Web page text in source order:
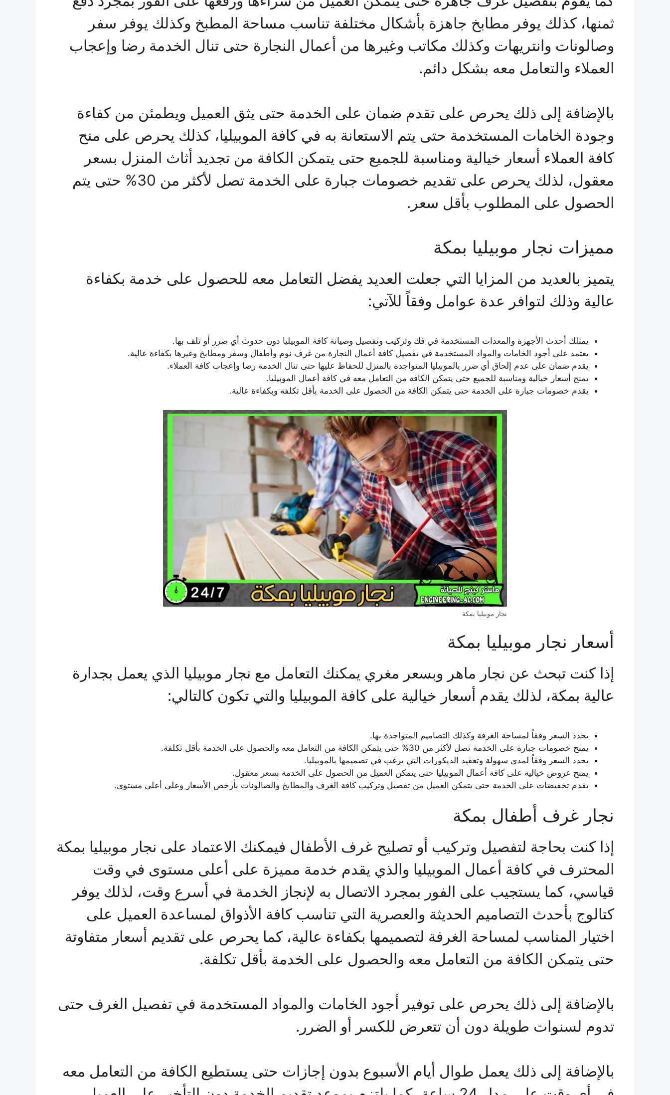
ثمنها، كذلك يوفر مطابخ جاهزة بأشكال مختلفة تناسب مساحة المطبخ وكذلك يوفر سفر
وصالونات وانتريهات وكذلك مكاتب وغيرها من أعمال النجارة حتى تنال الخدمة رضا وإعجاب
العملاء والتعامل معه بشكل دائم.
بالإضافة إلى ذلك يحرص على تقدم ضمان على الخدمة حتى يثق العميل ويطمئن من كفاءة
وجودة الخامات المستخدمة حتى يتم الاستعانة به في كافة الموبيليا، كذلك يحرص على منح
كافة العملاء أسعار خيالية ومناسبة للجميع حتى يتمكن الكافة من تجديد أثاث المنزل بسعر
معقول، لذلك يحرص على تقديم خصومات جبارة على الخدمة تصل لأكثر من 30% حتى يتم
الحصول على المطلوب بأقل سعر.
مميزات نجار موبيليا بمكة
يتميز بالعديد من المزايا التي جعلت العديد يفضل التعامل معه للحصول على خدمة بكفاءة
عالية وذلك لتوافر عدة عوامل وفقاً للآتي:
يمتلك أحدث الأجهزة والمعدات المستخدمة في فك وتركيب وتفصيل وصيانة كافة الموبيليا دون حدوث أي ضرر أو تلف بها.
يعتمد على أجود الخامات والمواد المستخدمة في تفصيل كافة أعمال النجارة من غرف نوم وأطفال وسفر ومطابخ وغيرها بكفاءة عالية.
يقدم ضمان على عدم إلحاق أي ضرر بالموبيليا المتواجدة بالمنزل للحفاظ عليها حتى تنال الخدمة رضا وإعجاب كافة العملاء.
يمنح أسعار خيالية ومناسبة للجميع حتى يتمكن الكافة من التعامل معه في كافة أعمال الموبيليا.
يقدم خصومات جبارة على الخدمة حتى يتمكن الكافة من الحصول على الخدمة بأقل تكلفة وبكفاءة عالية.
نجار موبيليا بمكة
أسعار نجار موبيليا بمكة
إذا كنت تبحث عن نجار ماهر وبسعر مغري يمكنك التعامل مع نجار موبيليا الذي يعمل بجدارة
عالية بمكة، لذلك يقدم أسعار خيالية على كافة الموبيليا والتي تكون كالتالي:
يحدد السعر وفقاً لمساحة الغرفة وكذلك التصاميم المتواجدة بها.
يمنح خصومات جبارة على الخدمة تصل لأكثر من 30% حتى يتمكن الكافة من التعامل معه والحصول على الخدمة بأقل تكلفة.
يحدد السعر وفقاً لمدى سهولة وتعقيد الديكورات التي يرغب في تصميمها بالموبيليا.
يمنح عروض خيالية على كافة أعمال الموبيليا حتى يتمكن العميل من الحصول على الخدمة بسعر معقول.
يقدم تخفيضات على الخدمة حتى يتمكن العميل من تفصيل وتركيب كافة الغرف والمطابخ والصالونات بأرخص الأسعار وعلى أعلى مستوى.
نجار غرف أطفال بمكة
إذا كنت بحاجة لتفصيل وتركيب أو تصليح غرف الأطفال فيمكنك الاعتماد على نجار موبيليا بمكة
المحترف في كافة أعمال الموبيليا والذي يقدم خدمة مميزة على أعلى مستوى في وقت
قياسي، كما يستجيب على الفور بمجرد الاتصال به لإنجاز الخدمة في أسرع وقت، لذلك يوفر
كتالوج بأحدث التصاميم الحديثة والعصرية التي تناسب كافة الأذواق لمساعدة العميل على
اختيار المناسب لمساحة الغرفة لتصميمها بكفاءة عالية، كما يحرص على تقديم أسعار متفاوتة
حتى يتمكن الكافة من التعامل معه والحصول على الخدمة بأقل تكلفة.
بالإضافة إلى ذلك يحرص على توفير أجود الخامات والمواد المستخدمة في تفصيل الغرف حتى
تدوم لسنوات طويلة دون أن تتعرض للكسر أو الضرر.
بالإضافة إلى ذلك يعمل طوال أيام الأسبوع بدون إجازات حتى يستطيع الكافة من التعامل معه